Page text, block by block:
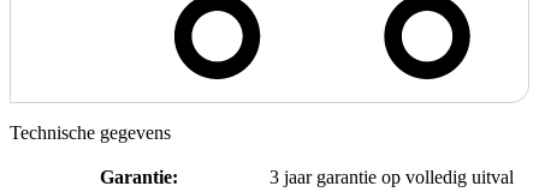
Technische gegevens
Garantie:
3 jaar garantie op volledig uitval